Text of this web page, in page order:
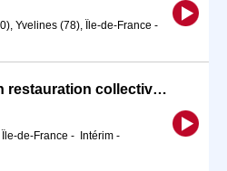
Yvelines (78), Île-de-France -
Commis de cuisine en restauration collective (H/F)
de-France - Intérim -